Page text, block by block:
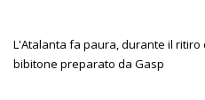
L'Atalanta fa paura, durante il
bibitone preparato da Gasp